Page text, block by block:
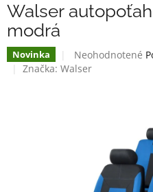
Walser
modrá
Novinka
Priemerné
hodnotenie
hviezdičiek.
Neohodnotené
Značka: Walser